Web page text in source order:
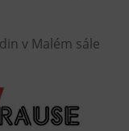
v Malém sále